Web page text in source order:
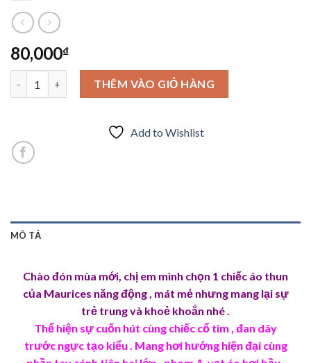
80,000₫
Chào mùa mới cùng áo thun Maurices cổ tim ,đan chéo , tay
THÊM VÀO GIỎ HÀNG
Add to Wishlist
MÔ TẢ
Chào đón mùa mới, chị em mình chọn 1 chiếc áo thun
của Maurices năng động , mát mẻ nhưng mang lại sự
trẻ trung và khoẻ khoắn nhé .
Thể hiện sự cuốn hút cùng chiếc cổ tim , đan dây
trước ngực tạo kiểu . Mang hơi hướng hiện đại cùng